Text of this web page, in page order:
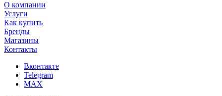
О компании
Услуги
Как купить
Бренды
Магазины
Контакты
Вконтакте
Telegram
MAX